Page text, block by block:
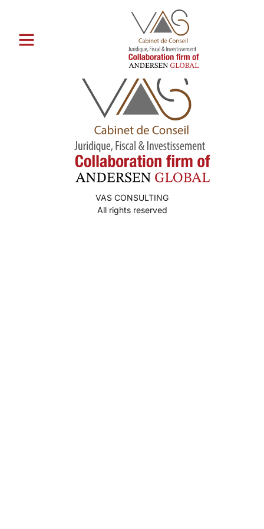
Catégorie : Mail-Order-Braut
VAS CONSULTING
All rights reserved